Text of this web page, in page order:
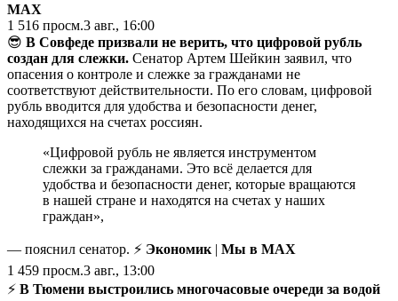
MAX
1 516 просм.3 авг., 16:00
😎 В Совфеде призвали не верить, что цифровой рубль
создан для слежки. Сенатор Артем Шейкин заявил, что
опасения о контроле и слежке за гражданами не
соответствуют действительности. По его словам, цифровой
рубль вводится для удобства и безопасности денег,
находящихся на счетах россиян.
«Цифровой рубль не является инструментом
слежки за гражданами. Это всё делается для
удобства и безопасности денег, которые вращаются
в нашей стране и находятся на счетах у наших
граждан»,
— пояснил сенатор. ⚡ Экономик | Мы в MAX
1 459 просм.3 авг., 13:00
⚡️ В Тюмени выстроились многочасовые очереди за водой